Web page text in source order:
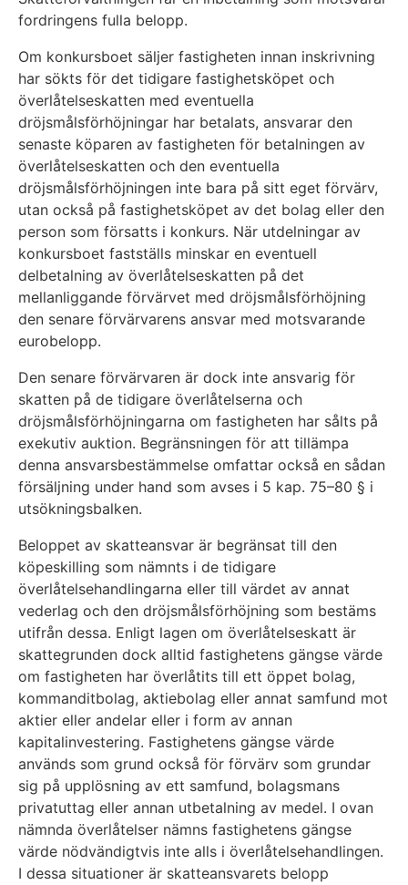
fordringens fulla belopp.
Om konkursboet säljer fastigheten innan inskrivning
har sökts för det tidigare fastighetsköpet och
överlåtelseskatten med eventuella
dröjsmålsförhöjningar har betalats, ansvarar den
senaste köparen av fastigheten för betalningen av
överlåtelseskatten och den eventuella
dröjsmålsförhöjningen inte bara på sitt eget förvärv,
utan också på fastighetsköpet av det bolag eller den
person som försatts i konkurs. När utdelningar av
konkursboet fastställs minskar en eventuell
delbetalning av överlåtelseskatten på det
mellanliggande förvärvet med dröjsmålsförhöjning
den senare förvärvarens ansvar med motsvarande
eurobelopp.
Den senare förvärvaren är dock inte ansvarig för
skatten på de tidigare överlåtelserna och
dröjsmålsförhöjningarna om fastigheten har sålts på
exekutiv auktion. Begränsningen för att tillämpa
denna ansvarsbestämmelse omfattar också en sådan
försäljning under hand som avses i 5 kap. 75–80 § i
utsökningsbalken.
Beloppet av skatteansvar är begränsat till den
köpeskilling som nämnts i de tidigare
överlåtelsehandlingarna eller till värdet av annat
vederlag och den dröjsmålsförhöjning som bestäms
utifrån dessa. Enligt lagen om överlåtelseskatt är
skattegrunden dock alltid fastighetens gängse värde
om fastigheten har överlåtits till ett öppet bolag,
kommanditbolag, aktiebolag eller annat samfund mot
aktier eller andelar eller i form av annan
kapitalinvestering. Fastighetens gängse värde
används som grund också för förvärv som grundar
sig på upplösning av ett samfund, bolagsmans
privatuttag eller annan utbetalning av medel. I ovan
nämnda överlåtelser nämns fastighetens gängse
värde nödvändigtvis inte alls i överlåtelsehandlingen.
I dessa situationer är skatteansvarets belopp